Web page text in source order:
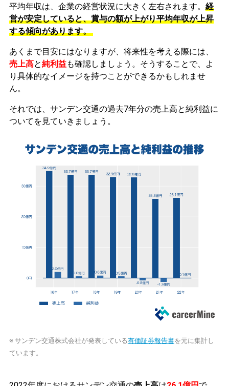
平均年収は、企業の経営状況に大きく左右されます。 経
営が安定していると、賞与の額が上がり平均年収が上昇
する傾向があります。
あくまで目安にはなりますが、将来性を考える際には、
売上高と純利益も確認しましょう。そうすることで、よ
り具体的なイメージを持つことができるかもしれませ
ん。
それでは、サンデン交通の過去7年分の売上高と純利益に
ついてを見ていきましょう。
※ サンデン交通株式会社が発表している有価証券報告書を元に集計し
ています。